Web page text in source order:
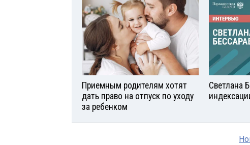
Приемным родителям хотят
дать право на отпуск по уходу
за ребенком
Светлана